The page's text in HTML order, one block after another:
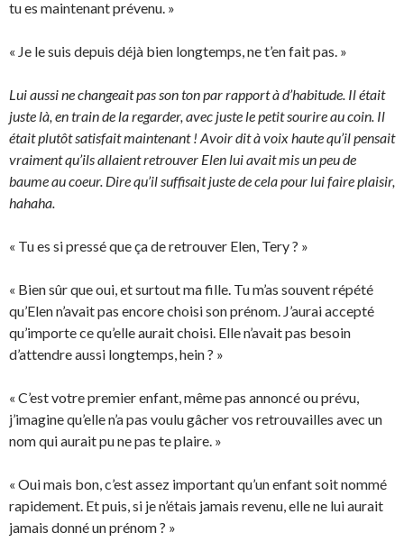
tu es maintenant prévenu. »
« Je le suis depuis déjà bien longtemps, ne t’en fait pas. »
Lui aussi ne changeait pas son ton par rapport à d’habitude. Il était
juste là, en train de la regarder, avec juste le petit sourire au coin. Il
était plutôt satisfait maintenant ! Avoir dit à voix haute qu’il pensait
vraiment qu’ils allaient retrouver Elen lui avait mis un peu de
baume au coeur. Dire qu’il suffisait juste de cela pour lui faire plaisir,
hahaha.
« Tu es si pressé que ça de retrouver Elen, Tery ? »
« Bien sûr que oui, et surtout ma fille. Tu m’as souvent répété
qu’Elen n’avait pas encore choisi son prénom. J’aurai accepté
qu’importe ce qu’elle aurait choisi. Elle n’avait pas besoin
d’attendre aussi longtemps, hein ? »
« C’est votre premier enfant, même pas annoncé ou prévu,
j’imagine qu’elle n’a pas voulu gâcher vos retrouvailles avec un
nom qui aurait pu ne pas te plaire. »
« Oui mais bon, c’est assez important qu’un enfant soit nommé
rapidement. Et puis, si je n’étais jamais revenu, elle ne lui aurait
jamais donné un prénom ? »